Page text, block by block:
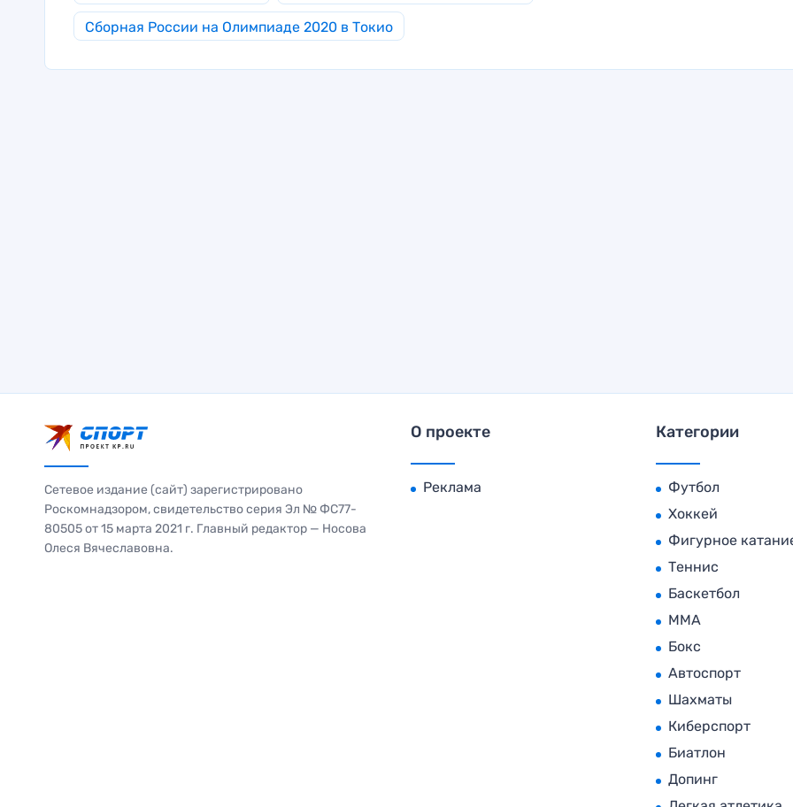
Сборная России на Олимпиаде 2020 в Токио
Сетевое издание (сайт) зарегистрировано
Роскомнадзором, свидетельство серия Эл № ФС77-
80505 от 15 марта 2021 г. Главный редактор — Носова
Олеся Вячеславовна.
О проекте
Реклама
Категории
Футбол
Хоккей
Фигурное
Теннис
Баскетбол
MMA
Бокс
Автоспорт
Шахматы
Киберспорт
Биатлон
Допинг